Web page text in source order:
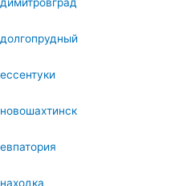
долгопрудный
ессентуки
новошахтинск
евпатория
находка